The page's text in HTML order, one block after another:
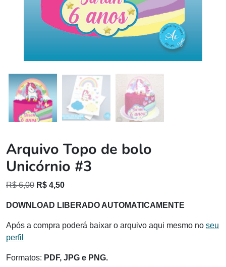
Arquivo Topo de bolo
Unicórnio #3
R$6,00 O
original
R$ 4,50O
atual
DOWNLOAD LIBERADO AUTOMATICAMENTE
Após a compra poderá baixar o arquivo aqui mesmo no seu
perfil
Formatos: PDF, JPG e PNG.